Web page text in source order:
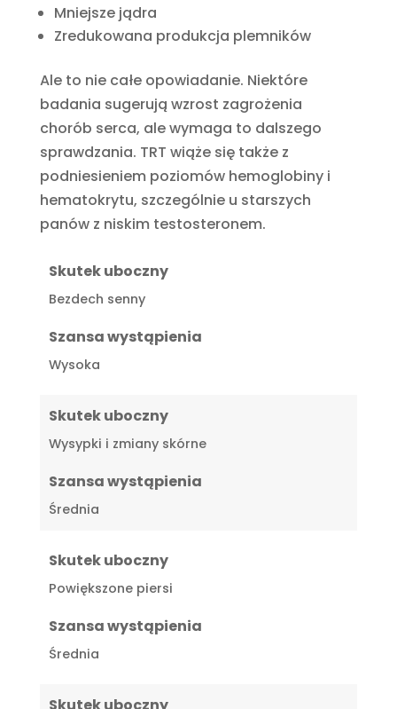
Mniejsze jądra
Zredukowana produkcja plemników
Ale to nie całe opowiadanie. Niektóre
badania sugerują wzrost zagrożenia
chorób serca, ale wymaga to dalszego
sprawdzania. TRT wiąże się także z
podniesieniem poziomów hemoglobiny i
hematokrytu, szczególnie u starszych
panów z niskim testosteronem.
Skutek uboczny
Bezdech senny
Szansa wystąpienia
Wysoka
Skutek uboczny
Wysypki i zmiany skórne
Szansa wystąpienia
Średnia
Skutek uboczny
Powiększone piersi
Szansa wystąpienia
Średnia
Skutek uboczny